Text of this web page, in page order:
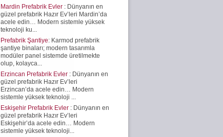
Mardin Prefabrik Evler : Dünyanın en
güzel prefabrik Hazır Ev’leri Mardin’da
acele edin… Modern sistemle yüksek
teknoloji ku...
Prefabrik Şantiye: Karmod prefabrik
şantiye binaları; modern tasarımla
modüler panel sistemde üretilmekte
olup, kolayca...
Erzincan Prefabrik Evler : Dünyanın en
güzel prefabrik Hazır Ev’leri
Erzincan’da acele edin… Modern
sistemle yüksek teknoloji ...
Eskişehir Prefabrik Evler : Dünyanın en
güzel prefabrik Hazır Ev’leri
Eskişehir’da acele edin… Modern
sistemle yüksek teknoloji...